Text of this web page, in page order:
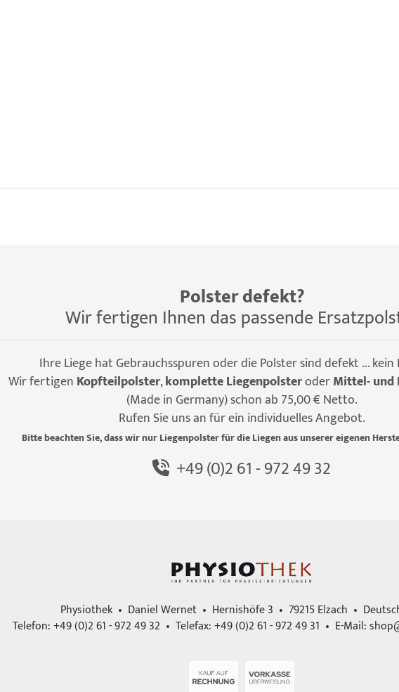
Polster defekt?
Wir fertigen Ihnen das passende
Ihre Liege hat Gebrauchsspuren oder die Polster sind defekt ... kein
Wir fertigen Kopfteilpolster,komplette LiegenpolsteroderMittel- und
(Made in Germany) schon ab 75,00 € Netto.
Rufen Sie uns an für ein individuelles Angebot.
Bitte beachten Sie, dass wir nur Liegenpolster für die Liegen aus unserer eigenen
+49 (0)2 61 - 972 49 32
Physiothek • Daniel Wernet • Hernishöfe 3 • 79215 Elzach •
Telefon: +49 (0)2 61 - 972 49 32 • Telefax: +49 (0)2 61 - 972 49 31 • E-Mail: